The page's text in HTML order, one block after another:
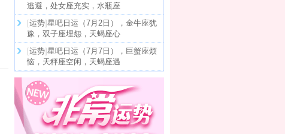
逃避，处女座充实，水瓶座
[运势]星吧日运（7月2日），金牛座犹
豫，双子座埋怨，天蝎座心
[运势]星吧日运（7月7日），巨蟹座烦
恼，天秤座空闲，天蝎座遇